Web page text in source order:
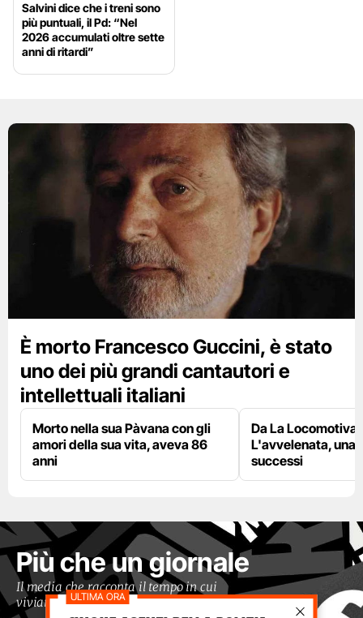
Salvini dice che i treni sono
più puntuali, il Pd: “Nel
2026 accumulati oltre sette
anni di ritardi”
È morto Francesco Guccini, è stato
uno dei più grandi cantautori e
intellettuali italiani
Morto nella sua Pàvana con gli
amori della sua vita, aveva 86
anni
Da La Locomotiva
L'avvelenata, una
successi
Più che un giornale
Il media che racconta il tempo in cui
viviamo con occhi moderni